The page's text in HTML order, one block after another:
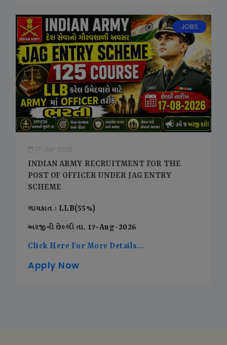
JOBS
17-Jul-2026
INDIAN ARMY RECRUITMENT FOR THE
POST OF OFFICER UNDER JAG ENTRY
SCHEME
લાયકાત : LLB(55%)
અરજીની છેલ્લી તા. 17-Aug-2026
Click Here For More Details...
Apply Now